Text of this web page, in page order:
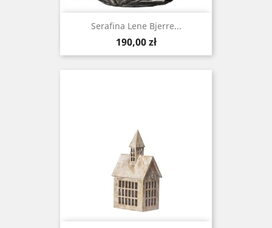
Serafina Lene Bjerre...
Cena
190,00 zł